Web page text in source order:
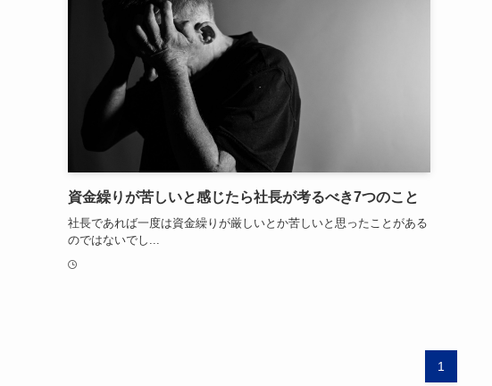
資金繰りが苦しいと感じたら社長が考るべき7つのこと
社長であれば一度は資金繰りが厳しいとか苦しいと思ったことがある
のではないでし...
1